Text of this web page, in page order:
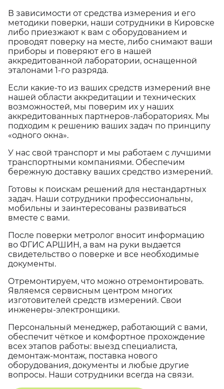
В зависимости от средства измерения и его
методики поверки, наши сотрудники в Кировске
либо приезжают к вам с оборудованием и
проводят поверку на месте, либо снимают ваши
приборы и поверяют его в нашей
аккредитованной лаборатории, оснащенной
эталонами 1-го разряда.
Если какие-то из ваших средств измерений вне
нашей области аккредитации и технических
возможностей, мы поверим их у наших
аккредитованных партнеров-лабораториях. Мы
подходим к решению ваших задач по принципу
«одного окна».
У нас свой транспорт и мы работаем с лучшими
транспортными компаниями. Обеспечим
бережную доставку ваших средство измерений.
Готовы к поискам решений для нестандартных
задач. Наши сотрудники профессиональны,
мобильны и заинтересованы развиваться
вместе с вами.
После поверки метролог вносит информацию
во ФГИС АРШИН, а вам на руки выдается
свидетельство о поверке и все необходимые
документы.
Отремонтируем, что можно отремонтировать.
Являемся сервисным центром многих
изготовителей средств измерений. Свои
инженеры-электронщики.
Персональный менеджер, работающий с вами,
обеспечит чёткое и комфортное прохождение
всех этапов работы: выезд специалиста,
демонтаж-монтаж, поставка нового
оборудования, документы и любые другие
вопросы. Наши сотрудники всегда на связи.